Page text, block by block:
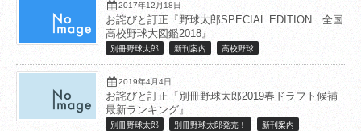
2017年12月18日
お詫びと訂正『野球太郎SPECIAL EDITION 全国
高校野球大図鑑2018』
別冊野球太郎 新刊案内 高校野球
2019年4月4日
お詫びと訂正『別冊野球太郎2019春ドラフト候補
最新ランキング』
別冊野球太郎 別冊野球太郎発売！ 新刊案内